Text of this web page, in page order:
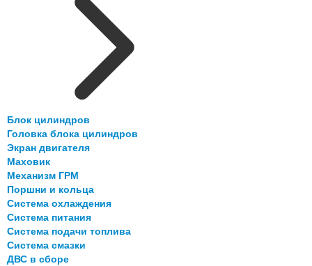
Блок цилиндров
Головка блока цилиндров
Экран двигателя
Маховик
Механизм ГРМ
Поршни и кольца
Система охлаждения
Система питания
Система подачи топлива
Система смазки
ДВС в сборе